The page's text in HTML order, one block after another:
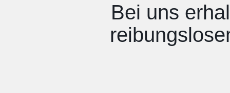
Bei uns